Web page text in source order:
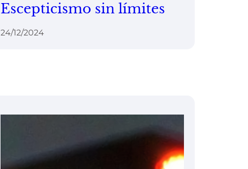
Escepticismo sin límites
24/12/2024